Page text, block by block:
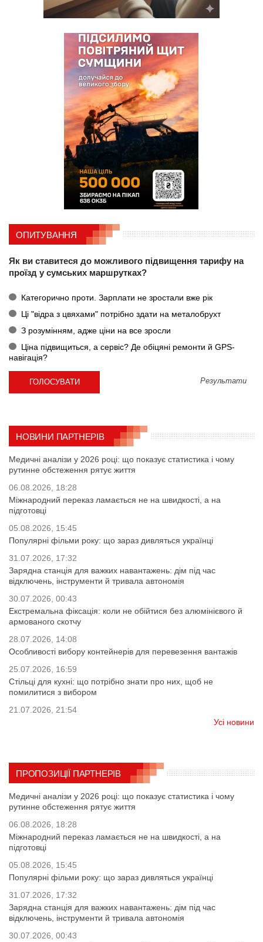
ОПИТУВАННЯ
Як ви ставитеся до можливого підвищення тарифу на
проїзд у сумських маршрутках?
Категорично проти. Зарплати не зростали вже рік
Ці "відра з цвяхами" потрібно здати на металобрухт
З розумінням, адже ціни на все зросли
Ціна підвищиться, а сервіс? Де обіцяні ремонти й GPS-
навігація?
Результати
НОВИНИ ПАРТНЕРІВ
Медичні аналізи у 2026 році: що показує статистика і чому
рутинне обстеження рятує життя
06.08.2026, 18:28
Міжнародний переказ ламається не на швидкості, а на
підготовці
05.08.2026, 15:45
Популярні фільми року: що зараз дивляться українці
31.07.2026, 17:32
Зарядна станція для важких навантажень: дім під час
відключень, інструменти й тривала автономія
30.07.2026, 00:43
Екстремальна фіксація: коли не обійтися без алюмінієвого й
армованого скотчу
28.07.2026, 14:08
Особливості вибору контейнерів для перевезення вантажів
25.07.2026, 16:59
Стільці для кухні: що потрібно знати про них, щоб не
помилитися з вибором
21.07.2026, 21:54
Усі новини
ПРОПОЗИЦІЇ ПАРТНЕРІВ
Медичні аналізи у 2026 році: що показує статистика і чому
рутинне обстеження рятує життя
06.08.2026, 18:28
Міжнародний переказ ламається не на швидкості, а на
підготовці
05.08.2026, 15:45
Популярні фільми року: що зараз дивляться українці
31.07.2026, 17:32
Зарядна станція для важких навантажень: дім під час
відключень, інструменти й тривала автономія
30.07.2026, 00:43